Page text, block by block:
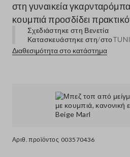
Αριθ. προϊόντος 003570436
στη γυναικεία
κουμπιά προσδίδει
Σχεδιάστηκε στη Βενετία
Κατασκευάστηκε στη/στο
Διαθεσιμότητα στο κατάστημα